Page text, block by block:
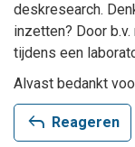
deskresearch.
inzetten? Door
tijdens een
Alvast bedankt
reply Reageren